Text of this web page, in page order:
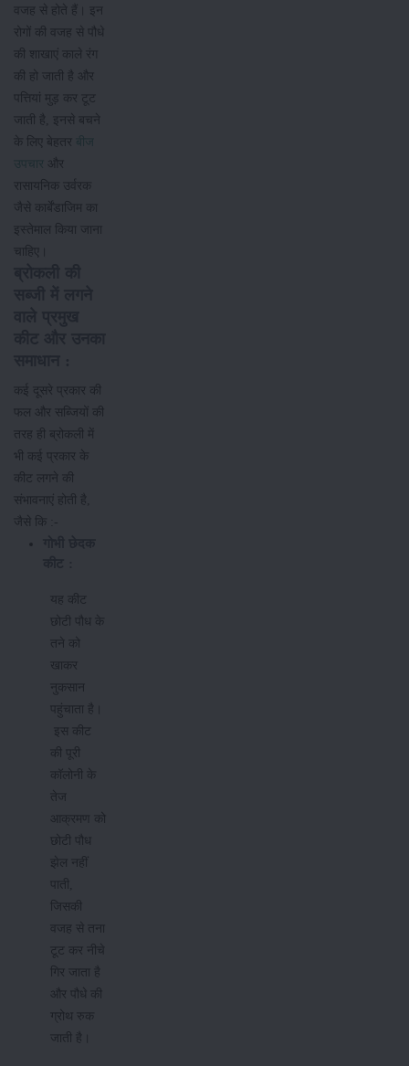
वजह से होते हैं। इन
रोगों की वजह से पौधे
की शाखाएं काले रंग
की हो जाती है और
पत्तियां मुड़ कर टूट
जाती है, इनसे बचने
के लिए बेहतर
उपचार और
रासायनिक उर्वरक
जैसे कार्बेंडाजिम का
इस्तेमाल किया जाना
चाहिए।
कई दूसरे प्रकार की
फल और सब्जियों की
तरह ही ब्रोकली में
भी कई प्रकार के
कीट लगने की
संभावनाएं होती है,
जैसे कि :-
यह कीट
छोटी पौध के
तने को
खाकर
नुकसान
पहुंचाता है।
इस कीट
की पूरी
कॉलोनी के
तेज
आक्रमण को
छोटी पौध
झेल नहीं
पाती,
जिसकी
वजह से तना
टूट कर नीचे
गिर जाता है
और पौधे की
ग्रोथ रुक
जाती है।